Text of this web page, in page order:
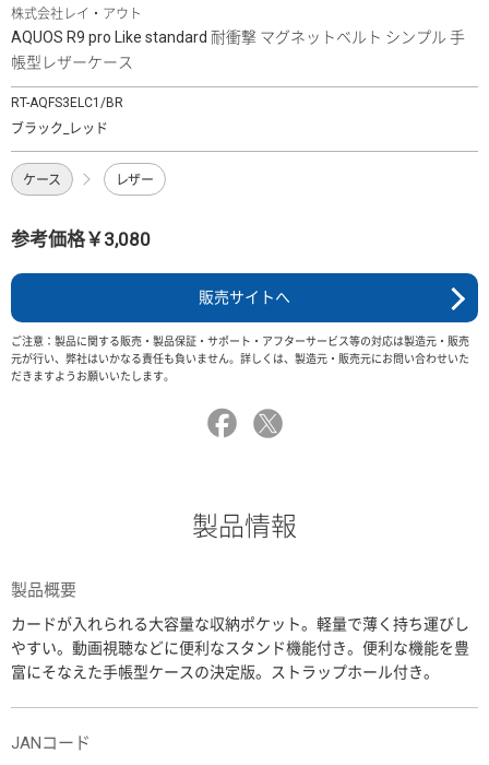
株式会社レイ・アウト
AQUOS R9 pro Like standard 耐衝撃 マグネットベルト シンプル 手
帳型レザーケース
RT-AQFS3ELC1/BR
ブラック_レッド
ケース レザー
参考価格￥3,080
販売サイトへ
ご注意：製品に関する販売・製品保証・サポート・アフターサービス等の対応は製造元・販売
元が行い、弊社はいかなる責任も負いません。詳しくは、製造元・販売元にお問い合わせいた
だきますようお願いいたします。
製品情報
製品概要
カードが入れられる大容量な収納ポケット。軽量で薄く持ち運びし
やすい。動画視聴などに便利なスタンド機能付き。便利な機能を豊
富にそなえた手帳型ケースの決定版。ストラップホール付き。
JANコード